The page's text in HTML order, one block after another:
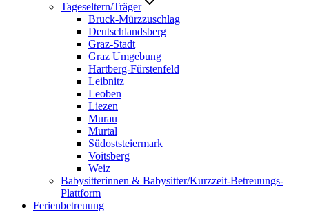
Tageseltern/Träger
Bruck-Mürzzuschlag
Deutschlandsberg
Graz-Stadt
Graz Umgebung
Hartberg-Fürstenfeld
Leibnitz
Leoben
Liezen
Murau
Murtal
Südoststeiermark
Voitsberg
Weiz
Babysitterinnen & Babysitter/Kurzzeit-Betreuungs-
Plattform
Ferienbetreuung